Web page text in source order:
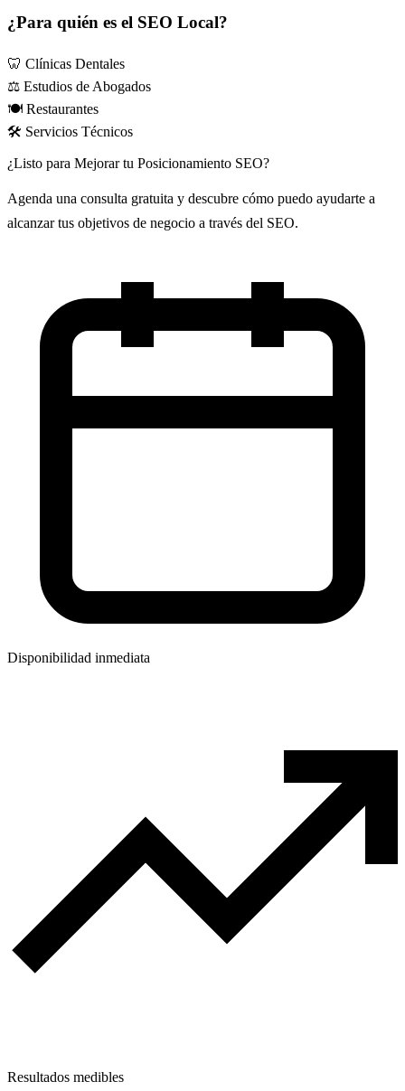
¿Para quién es el SEO Local?
🦷 Clínicas Dentales
⚖️ Estudios de Abogados
🍽️ Restaurantes
🛠️ Servicios Técnicos
¿Listo para Mejorar tu Posicionamiento SEO?
Agenda una consulta gratuita y descubre cómo puedo ayudarte a
alcanzar tus objetivos de negocio a través del SEO.
Disponibilidad inmediata
Resultados medibles